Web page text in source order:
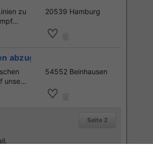
zu
20539 Hamburg
abzugeben !!!
unse...
54552 Beinhausen
Seite 2